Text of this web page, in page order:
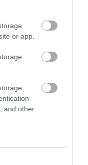
or app.
and other
EGER
KIRAKATA...
|Riasztó
ÁLLAMTITKÁRA
A VOL...
LEHETŐSÉGEK ÉS